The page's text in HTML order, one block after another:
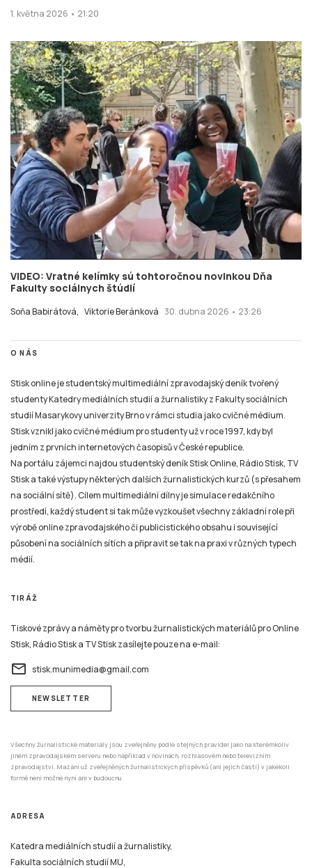
1. května 2026 • 21:20
VIDEO: Vratné kelímky sú tohtoročnou novinkou Dňa
Fakulty sociálnych štúdií
Soňa Babirátová, Viktorie Beránková 30. dubna 2026 • 23:26
O NÁS
Stisk online je studentský multimediální zpravodajský deník tvořený
studenty Katedry mediálních studií a žurnalistiky z Fakulty sociálních
studií Masarykovy univerzity Brno v rámci studia jako cvičné médium.
Stisk vznikl jako cvičné médium pro studenty už v roce 1997, kdy byl
jedním z prvních internetových časopisů v České republice.
Na portálu zájemci najdou studentský deník Stisk Online, Rádio Stisk, TV
Stisk a také výstupy některých dalších žurnalistických kurzů (s přesahem
na sociální sítě). Cílem multimediální dílny je simulace redakčního
prostředí, každý student si tak může vyzkoušet všechny základní role při
výrobě online zpravodajského či publicistického obsahu i související
působení na sociálních sítích a připravit se tak na praxi v různých typech
médií.
TIRÁŽ
Tiskové zprávy a náměty pro tvorbu žurnalistických materiálů pro Online
Stisk, Rádio Stisk a TV Stisk zasílejte pouze na e-mail:
email stisk.munimedia@gmail.com
NEWSLETTER
Všechny žurnalistické materiály jsou zveřejněny podle stejných pravidel jako na kterémkoliv
jiném zpravodajském serveru nebo například v novinách, rozhlasovém nebo televizním
zpravodajství. Mazání už zveřejněných žurnalistických příspěvků (ani jejich částí) v jakékoli
formě není možné nyní ani v budoucnu.
ADRESA
Katedra mediálních studií a žurnalistiky,
Fakulta sociálních studií MU,